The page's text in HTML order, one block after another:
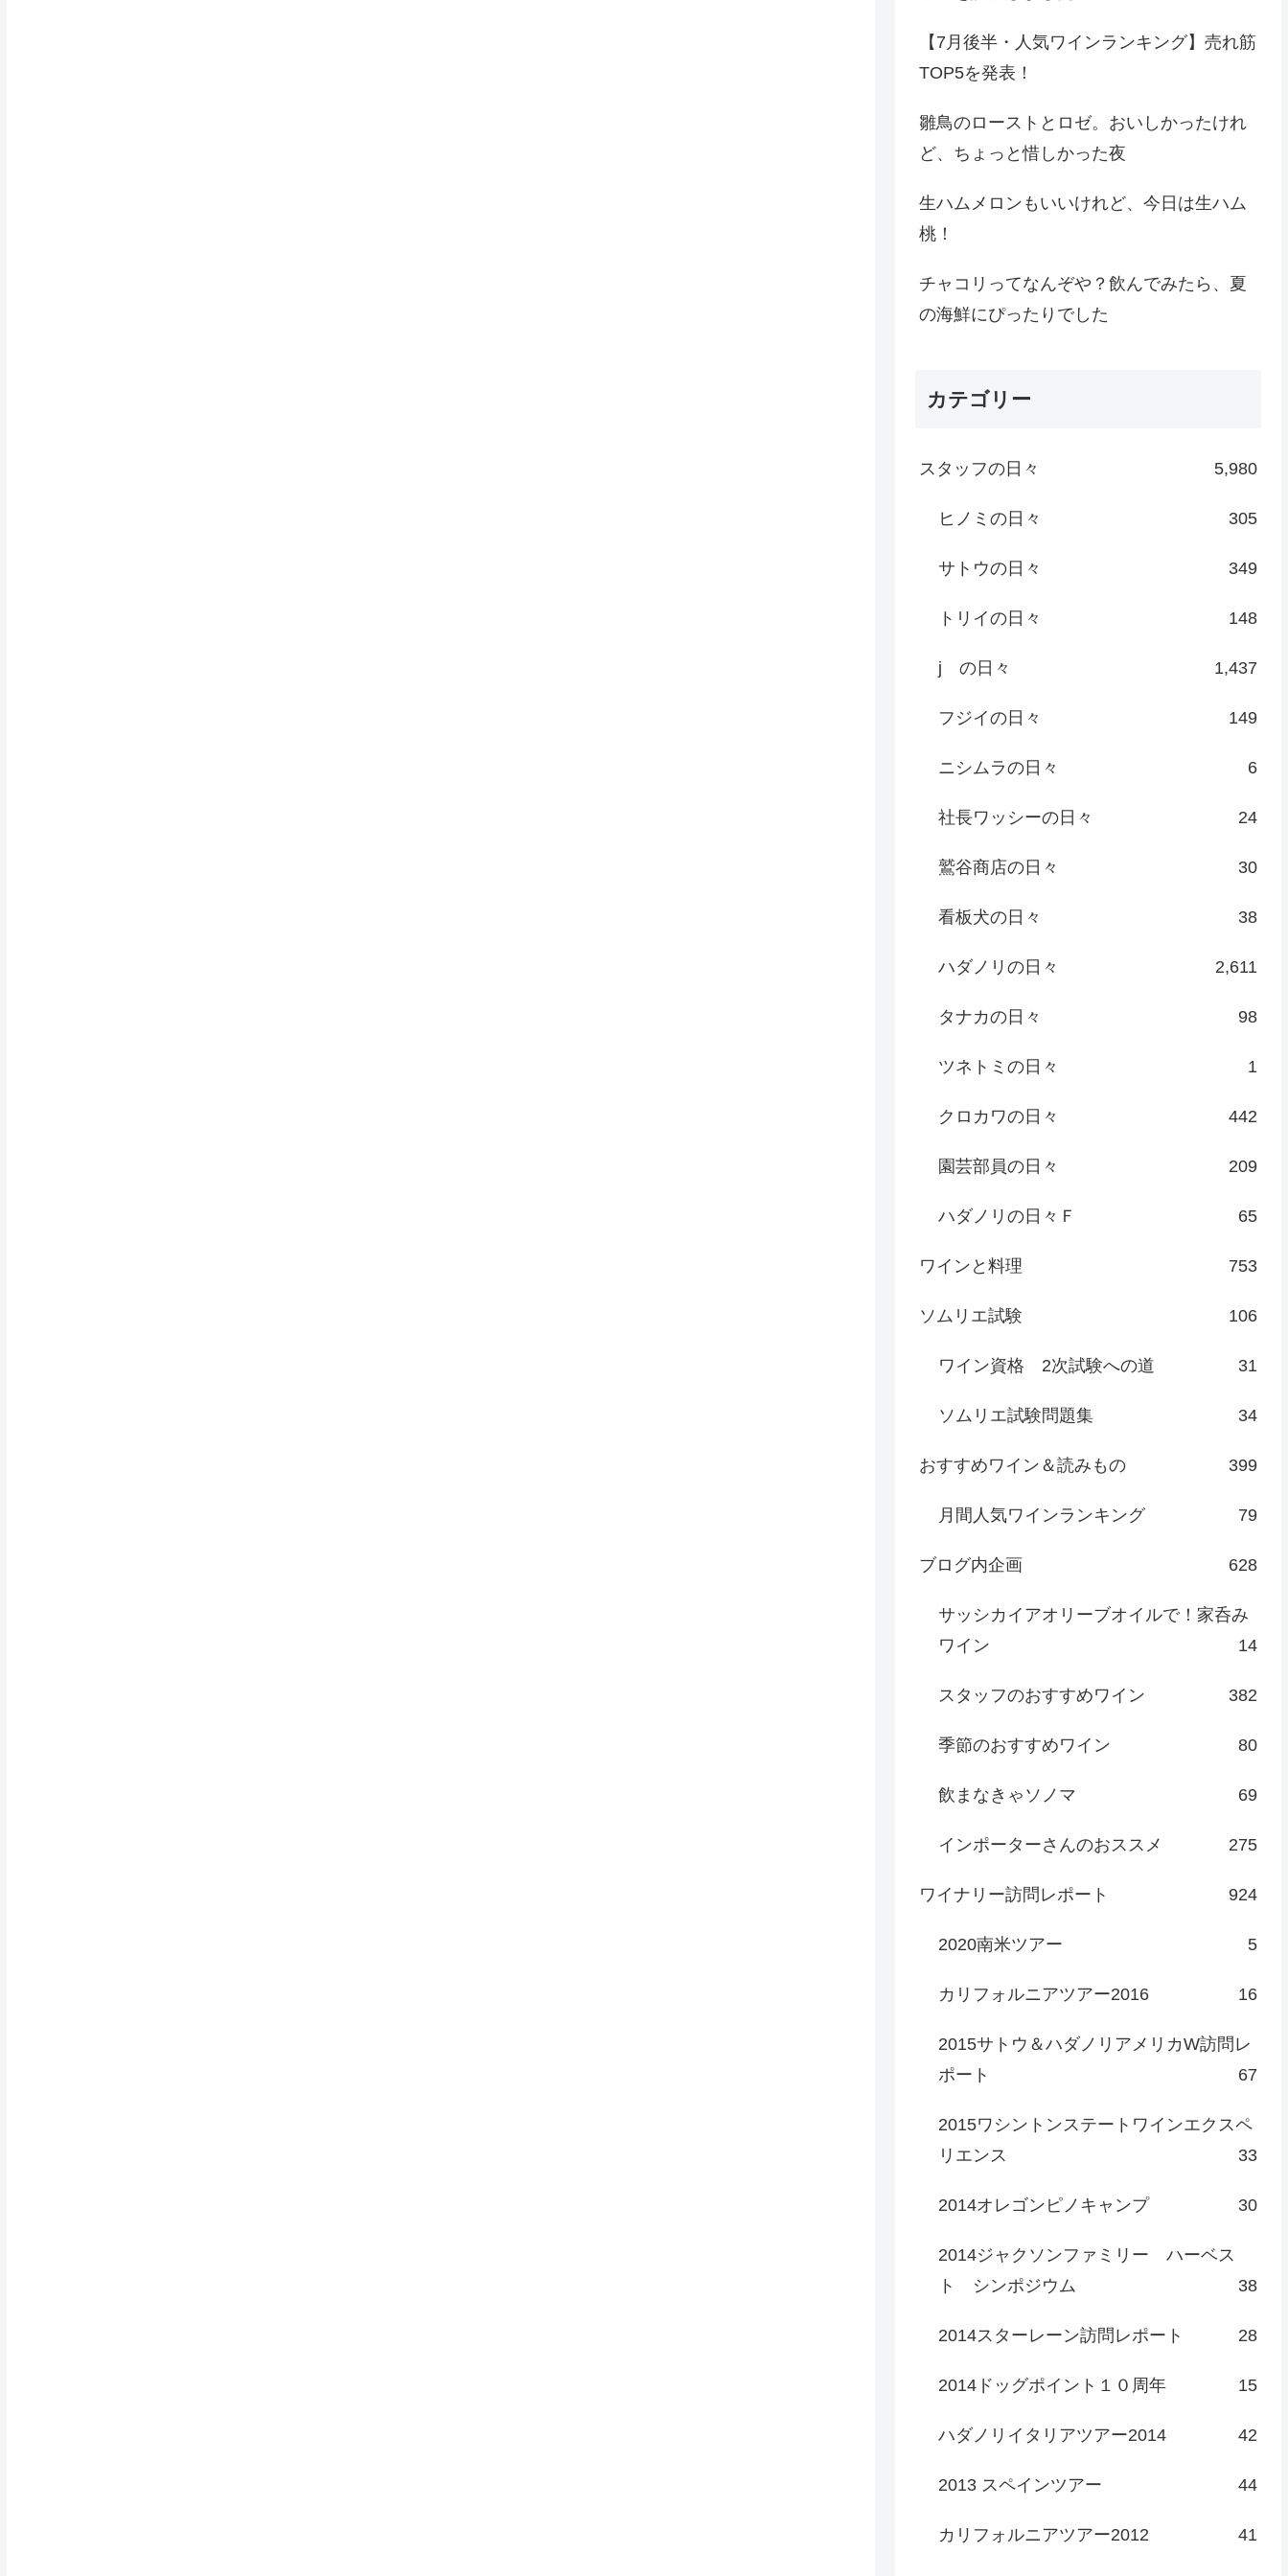
【7月後半・人気ワインランキング】売れ筋
TOP5を発表！
雛鳥のローストとロゼ。おいしかったけれ
ど、ちょっと惜しかった夜
生ハムメロンもいいけれど、今日は生ハム
桃！
チャコリってなんぞや？飲んでみたら、夏
の海鮮にぴったりでした
カテゴリー
スタッフの日々 5,980
ヒノミの日々 305
サトウの日々 349
トリイの日々 148
j の日々 1,437
フジイの日々 149
ニシムラの日々 6
社長ワッシーの日々 24
鷲谷商店の日々 30
看板犬の日々 38
ハダノリの日々 2,611
タナカの日々 98
ツネトミの日々 1
クロカワの日々 442
園芸部員の日々 209
ハダノリの日々Ｆ 65
ワインと料理 753
ソムリエ試験 106
ワイン資格 2次試験への道 31
ソムリエ試験問題集 34
おすすめワイン＆読みもの 399
月間人気ワインランキング 79
ブログ内企画 628
サッシカイアオリーブオイルで！家呑み
ワイン
14
スタッフのおすすめワイン 382
季節のおすすめワイン 80
飲まなきゃソノマ 69
インポーターさんのおススメ 275
ワイナリー訪問レポート 924
2020南米ツアー 5
カリフォルニアツアー2016 16
2015サトウ＆ハダノリアメリカW訪問レ
ポート
67
2015ワシントンステートワインエクスペ
リエンス
33
2014オレゴンピノキャンプ 30
2014ジャクソンファミリー ハーベス
ト シンポジウム
38
2014スターレーン訪問レポート 28
2014ドッグポイント１０周年 15
ハダノリイタリアツアー2014 42
2013 スペインツアー 44
カリフォルニアツアー2012 41